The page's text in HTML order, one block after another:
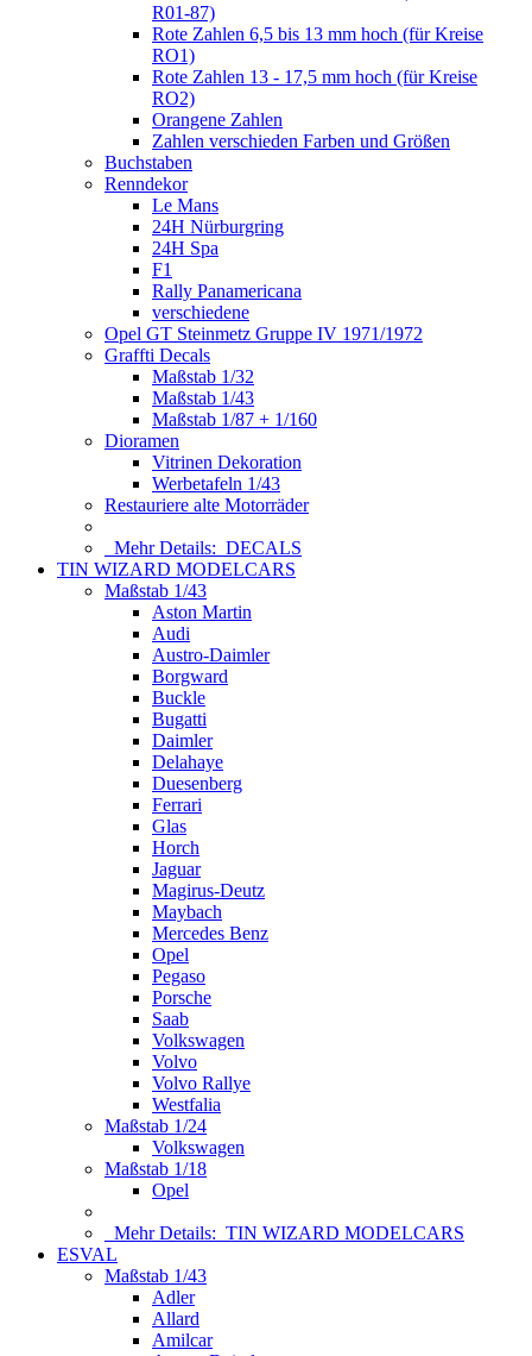
R01-87)
Rote Zahlen 6,5 bis 13 mm hoch (für Kreise
RO1)
Rote Zahlen 13 - 17,5 mm hoch (für Kreise
RO2)
Orangene Zahlen
Zahlen verschieden Farben und Größen
Buchstaben
Renndekor
Le Mans
24H Nürburgring
24H Spa
F1
Rally Panamericana
verschiedene
Opel GT Steinmetz Gruppe IV 1971/1972
Graffti Decals
Maßstab 1/32
Maßstab 1/43
Maßstab 1/87 + 1/160
Dioramen
Vitrinen Dekoration
Werbetafeln 1/43
Restauriere alte Motorräder
Mehr Details: DECALS
TIN WIZARD MODELCARS
Maßstab 1/43
Aston Martin
Audi
Austro-Daimler
Borgward
Buckle
Bugatti
Daimler
Delahaye
Duesenberg
Ferrari
Glas
Horch
Jaguar
Magirus-Deutz
Maybach
Mercedes Benz
Opel
Pegaso
Porsche
Saab
Volkswagen
Volvo
Volvo Rallye
Westfalia
Maßstab 1/24
Volkswagen
Maßstab 1/18
Opel
Mehr Details: TIN WIZARD MODELCARS
ESVAL
Maßstab 1/43
Adler
Allard
Amilcar